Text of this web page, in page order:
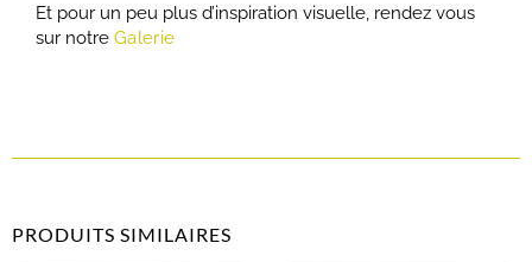
Et pour un peu plus d’inspiration visuelle, rendez vous
sur notre Galerie
PRODUITS SIMILAIRES